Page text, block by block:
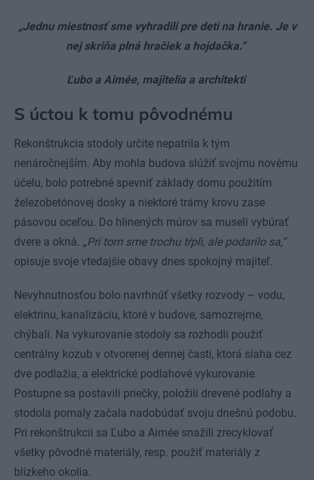
„Jednu miestnosť sme vyhradili pre deti na hranie. Je v
nej skriňa plná hračiek a hojdačka.“
Ľubo a Aimée, majitelia a architekti
S úctou k tomu pôvodnému
Rekonštrukcia stodoly určite nepatrila k tým
nenáročnejším. Aby mohla budova slúžiť svojmu novému
účelu, bolo potrebné spevniť základy domu použitím
železobetónovej dosky a niektoré trámy krovu zase
pásovou oceľou. Do hlinených múrov sa museli vybúrať
dvere a okná. „Pri tom sme trochu tŕpli, ale podarilo sa,“
opisuje svoje vtedajšie obavy dnes spokojný majiteľ.
Nevyhnutnosťou bolo navrhnúť všetky rozvody – vodu,
elektrinu, kanalizáciu, ktoré v budove, samozrejme,
chýbali. Na vykurovanie stodoly sa rozhodli použiť
centrálny kozub v otvorenej dennej časti, ktorá siaha cez
dve podlažia, a elektrické podlahové vykurovanie.
Postupne sa postavili priečky, položili drevené podlahy a
stodola pomaly začala nadobúdať svoju dnešnú podobu.
Pri rekonštrukcii sa Ľubo a Aimée snažili zrecyklovať
všetky pôvodné materiály, resp. použiť materiály z
blízkeho okolia.